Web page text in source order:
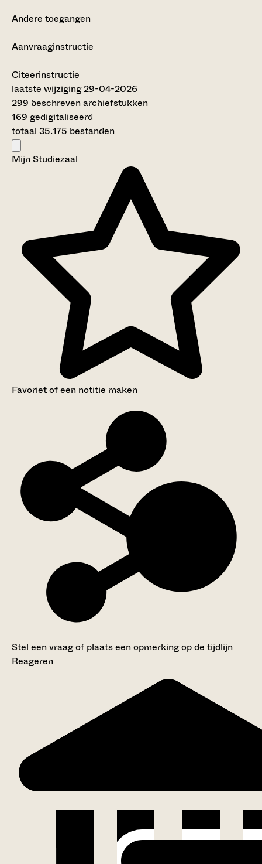
Andere toegangen
Aanvraaginstructie
Citeerinstructie
laatste wijziging 29-04-2026
299 beschreven archiefstukken
169 gedigitaliseerd
totaal 35.175 bestanden
Mijn Studiezaal
Favoriet of een notitie maken
Stel een vraag of plaats een opmerking op de tijdlijn
Reageren